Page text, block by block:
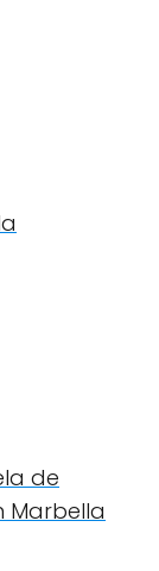
de